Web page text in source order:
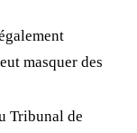
masquer des
Tribunal de